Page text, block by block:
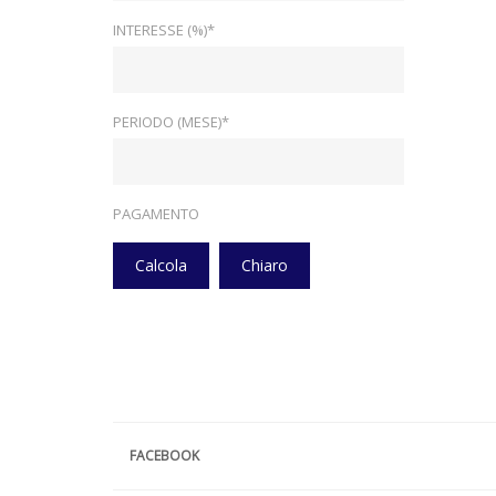
INTERESSE (%)*
PERIODO (MESE)*
PAGAMENTO
Calcola Chiaro
FACEBOOK